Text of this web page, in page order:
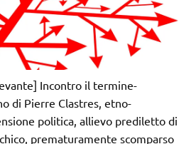
Incontro il termine-
di Pierre Clastres, etno-
politica, allievo prediletto di
prematuramente scomparso